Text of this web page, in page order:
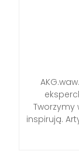
Tworzymy
inspirują.